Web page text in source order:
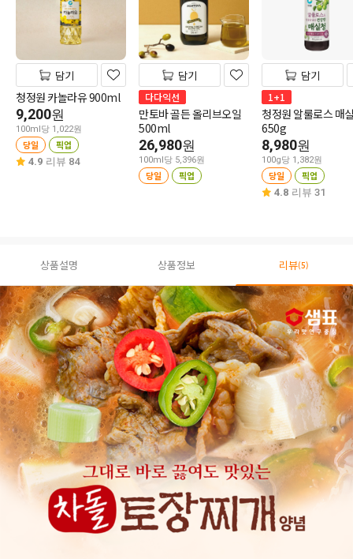
담기
청정원 카놀라유 900ml
9,200원
100ml당 1,022원
당일 픽업
4.9 리뷰 84
담기
다다익선
만토바 골든 올리브오일
500ml
26,980원
100ml당 5,396원
당일 픽업
담기
1+1
청정원 알룰로스 매
650g
8,980원
100g당 1,382원
당일 픽업
4.8 리뷰 31
상품설명 상품정보 리뷰(5)